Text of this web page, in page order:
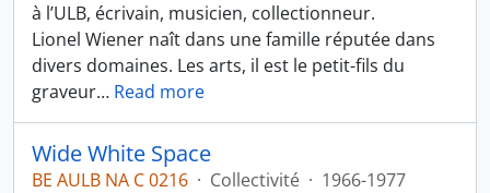
à l’ULB, écrivain, musicien, collectionneur.
Lionel Wiener naît dans une famille réputée dans
divers domaines. Les arts, il est le petit-fils du
graveur… Read more
Wide White Space
BE AULB NA C 0216 · Collectivité · 1966-1977